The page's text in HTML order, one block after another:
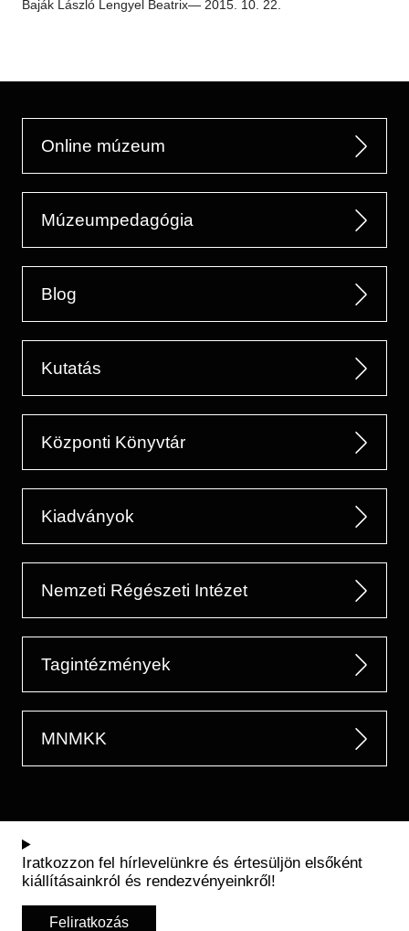
Baják László Lengyel Beatrix— 2015. 10. 22.
Online múzeum
Múzeumpedagógia
Blog
Kutatás
Központi Könyvtár
Kiadványok
Nemzeti Régészeti Intézet
Tagintézmények
MNMKK
Iratkozzon fel hírlevelünkre és értesüljön elsőként
kiállításainkról és rendezvényeinkről!
Feliratkozás